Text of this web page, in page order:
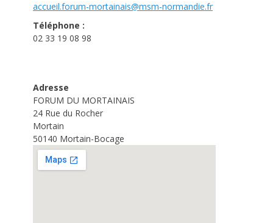
accueil.forum-mortainais@msm-normandie.fr
Téléphone :
02 33 19 08 98
Adresse
FORUM DU MORTAINAIS
24 Rue du Rocher
Mortain
50140 Mortain-Bocage